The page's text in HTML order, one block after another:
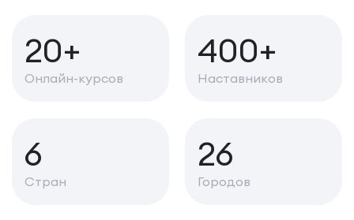
20+
Онлайн-курсов
400+
Наставников
6
Стран
26
Городов